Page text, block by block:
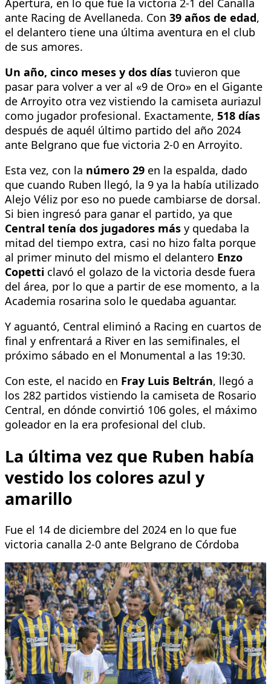
Apertura, en lo que fue la victoria 2-1 del Canalla
ante Racing de Avellaneda. Con 39 años de edad,
el delantero tiene una última aventura en el club
de sus amores.
Un año, cinco meses y dos días tuvieron que
pasar para volver a ver al «9 de Oro» en el Gigante
de Arroyito otra vez vistiendo la camiseta auriazul
como jugador profesional. Exactamente, 518 días
después de aquél último partido del año 2024
ante Belgrano que fue victoria 2-0 en Arroyito.
Esta vez, con la número 29 en la espalda, dado
que cuando Ruben llegó, la 9 ya la había utilizado
Alejo Véliz por eso no puede cambiarse de dorsal.
Si bien ingresó para ganar el partido, ya que
Central tenía dos jugadores más y quedaba la
mitad del tiempo extra, casi no hizo falta porque
al primer minuto del mismo el delantero Enzo
Copetti clavó el golazo de la victoria desde fuera
del área, por lo que a partir de ese momento, a la
Academia rosarina solo le quedaba aguantar.
Y aguantó, Central eliminó a Racing en cuartos de
final y enfrentará a River en las semifinales, el
próximo sábado en el Monumental a las 19:30.
Con este, el nacido en Fray Luis Beltrán, llegó a
los 282 partidos vistiendo la camiseta de Rosario
Central, en dónde convirtió 106 goles, el máximo
goleador en la era profesional del club.
La última vez que Ruben había
vestido los colores azul y
amarillo
Fue el 14 de diciembre del 2024 en lo que fue
victoria canalla 2-0 ante Belgrano de Córdoba